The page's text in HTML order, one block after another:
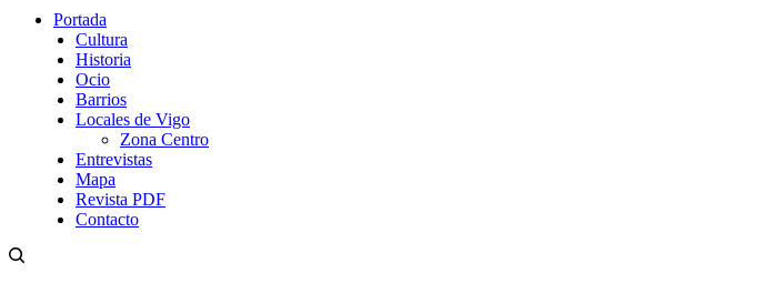
Portada
Cultura
Historia
Ocio
Barrios
Locales de Vigo
Zona Centro
Entrevistas
Mapa
Revista PDF
Contacto